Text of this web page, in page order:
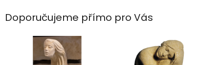
Doporučujeme přímo pro Vás